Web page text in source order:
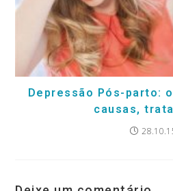
Depressão Pós-parto:
causas,